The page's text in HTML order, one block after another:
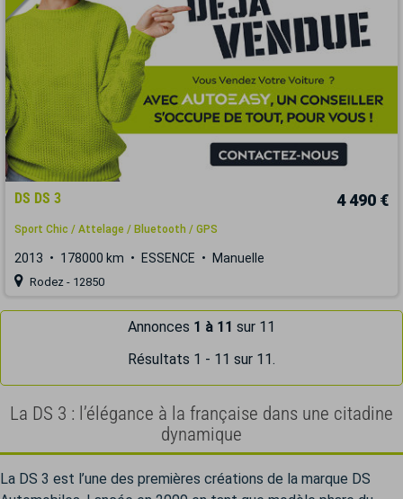
DS DS 3 4 490 €
Sport Chic / Attelage / Bluetooth / GPS
2013 178000 km ESSENCE Manuelle
Rodez - 12850
Annonces 1 à 11 sur 11
Résultats 1 - 11 sur 11.
La DS 3 : l’élégance à la française dans une citadine
dynamique
La DS 3 est l’une des premières créations de la marque DS